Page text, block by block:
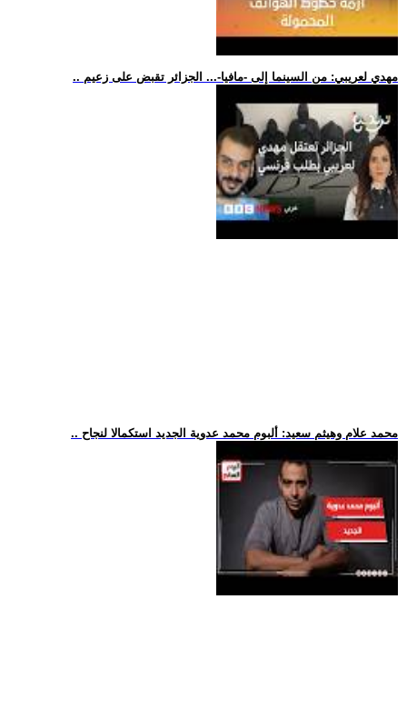
.. مهدي لعريبي: من السينما إلى -مافيا-... الجزائر تقبض على زعيم
.. محمد علام وهيثم سعيد: ألبوم محمد عدوية الجديد استكمالا لنجاح